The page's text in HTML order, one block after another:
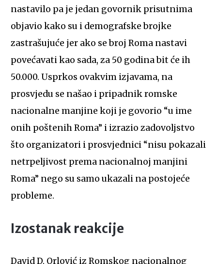
nastavilo pa je jedan govornik prisutnima
objavio kako su i demografske brojke
zastrašujuće jer ako se broj Roma nastavi
povećavati kao sada, za 50 godina bit će ih
50.000. Usprkos ovakvim izjavama, na
prosvjedu se našao i pripadnik romske
nacionalne manjine koji je govorio “u ime
onih poštenih Roma” i izrazio zadovoljstvo
što organizatori i prosvjednici “nisu pokazali
netrpeljivost prema nacionalnoj manjini
Roma” nego su samo ukazali na postojeće
probleme.
Izostanak reakcije
David D. Orlović iz Romskog nacionalnog